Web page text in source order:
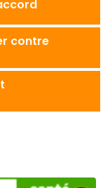
contre